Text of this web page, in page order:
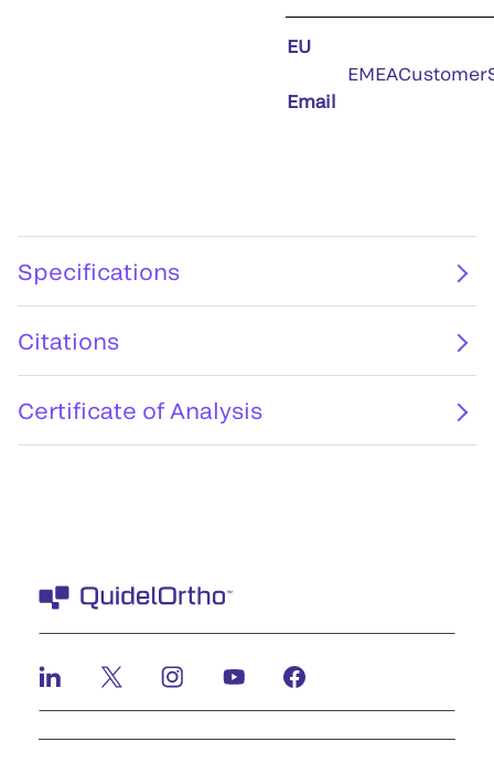
EU
Email
Specifications
Citations
Certificate of Analysis